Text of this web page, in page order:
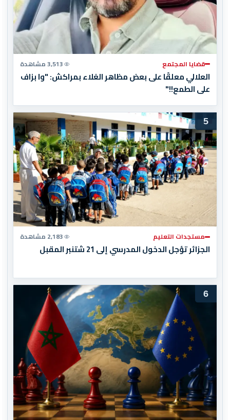
قضايا المجتمع 3,513 مشاهدة
العلالي معلقًا على بعض مظاهر الغلاء بمراكش: "وا بزاف
على الطمع!!"
5
مستجدات التعليم 2,183 مشاهدة
الجزائر تؤجل الدخول المدرسي إلى 21 شتنبر المقبل
6